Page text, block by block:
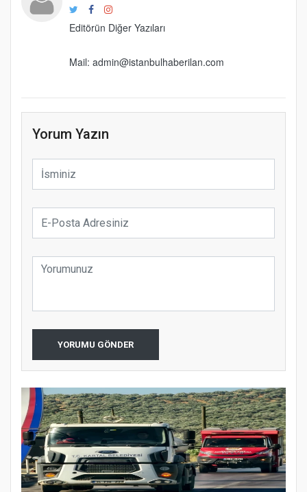
Editörün Diğer Yazıları
Mail: admin@istanbulhaberilan.com
Yorum Yazın
YORUMU GÖNDER